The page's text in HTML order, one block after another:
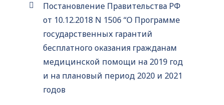
Постановление Правительства РФ
от 10.12.2018 N 1506 “О Программе
государственных гарантий
бесплатного оказания гражданам
медицинской помощи на 2019 год
и на плановый период 2020 и 2021
годов